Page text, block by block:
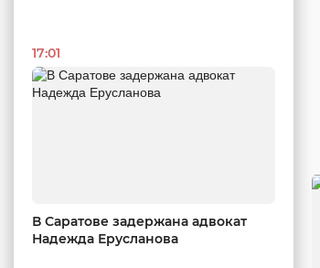
17:01
В Саратове задержана адвокат
Надежда Ерусланова